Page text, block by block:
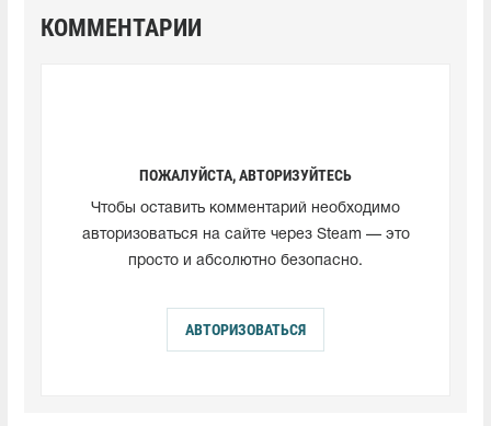
КОММЕНТАРИИ
ПОЖАЛУЙСТА, АВТОРИЗУЙТЕСЬ
Чтобы оставить комментарий необходимо
авторизоваться на сайте через Steam — это
просто и абсолютно безопасно.
АВТОРИЗОВАТЬСЯ